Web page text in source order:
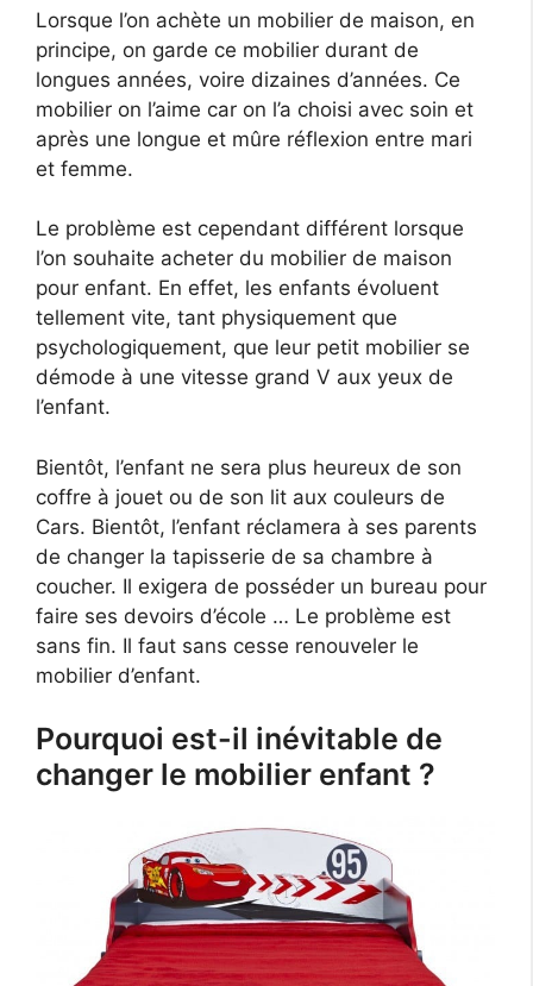
Lorsque l’on achète un mobilier de maison, en
principe, on garde ce mobilier durant de
longues années, voire dizaines d’années. Ce
mobilier on l’aime car on l’a choisi avec soin et
après une longue et mûre réflexion entre mari
et femme.
Le problème est cependant différent lorsque
l’on souhaite acheter du mobilier de maison
pour enfant. En effet, les enfants évoluent
tellement vite, tant physiquement que
psychologiquement, que leur petit mobilier se
démode à une vitesse grand V aux yeux de
l’enfant.
Bientôt, l’enfant ne sera plus heureux de son
coffre à jouet ou de son lit aux couleurs de
Cars. Bientôt, l’enfant réclamera à ses parents
de changer la tapisserie de sa chambre à
coucher. Il exigera de posséder un bureau pour
faire ses devoirs d’école … Le problème est
sans fin. Il faut sans cesse renouveler le
mobilier d’enfant.
Pourquoi est-il inévitable de
changer le mobilier enfant ?